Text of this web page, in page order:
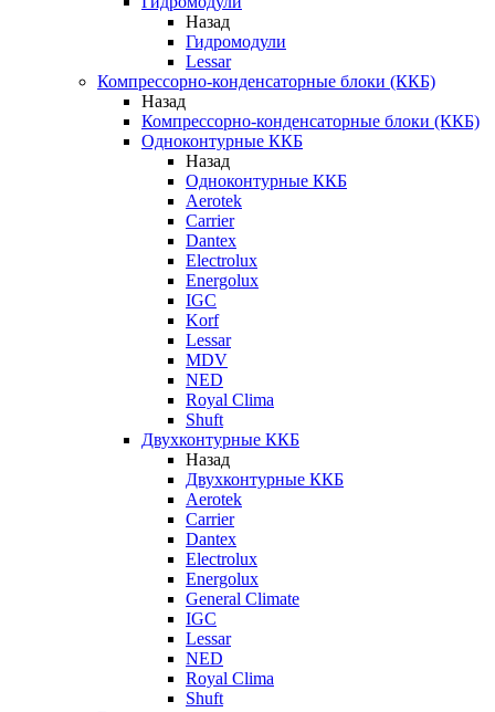
Назад
Гидромодули
Lessar
Компрессорно-конденсаторные блоки (ККБ)
Назад
Компрессорно-конденсаторные блоки (ККБ)
Одноконтурные ККБ
Назад
Одноконтурные ККБ
Aerotek
Carrier
Dantex
Electrolux
Energolux
IGC
Korf
Lessar
MDV
NED
Royal Clima
Shuft
Двухконтурные ККБ
Назад
Двухконтурные ККБ
Aerotek
Carrier
Dantex
Electrolux
Energolux
General Climate
IGC
Lessar
NED
Royal Clima
Shuft